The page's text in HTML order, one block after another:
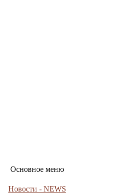
Основное меню
Новости - NEWS